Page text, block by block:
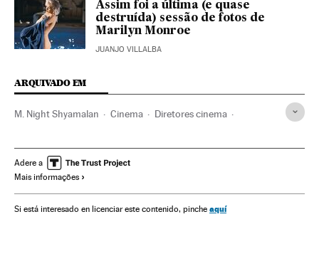
Assim foi a última (e quase
destruída) sessão de fotos de
Marilyn Monroe
JUANJO VILLALBA
ARQUIVADO EM
M. Night Shyamalan Cinema Diretores cinema
Adere a
Mais informações
Si está interesado en licenciar este contenido, pinche aquí